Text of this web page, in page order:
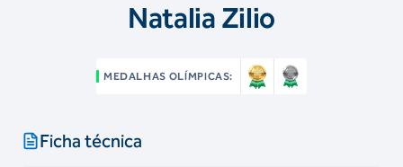
Natalia Zilio
MEDALHAS OLÍMPICAS:
Ficha técnica